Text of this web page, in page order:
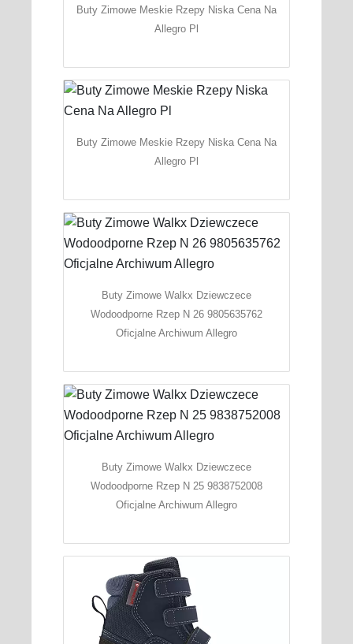
Buty Zimowe Meskie Rzepy Niska Cena Na
Allegro Pl
Buty Zimowe Meskie Rzepy Niska Cena Na
Allegro Pl
Buty Zimowe Walkx Dziewczece
Wodoodporne Rzep N 26 9805635762
Oficjalne Archiwum Allegro
Buty Zimowe Walkx Dziewczece
Wodoodporne Rzep N 25 9838752008
Oficjalne Archiwum Allegro